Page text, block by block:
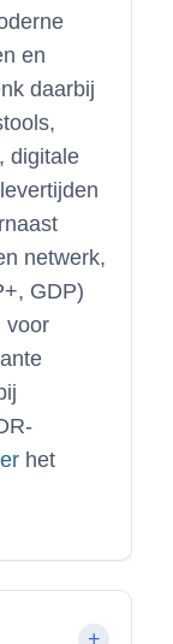
en
daarbij
digitale
netwerk,
GDP)
voor
het